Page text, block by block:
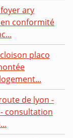
ary
conformité
placo
de lyon -
consultation